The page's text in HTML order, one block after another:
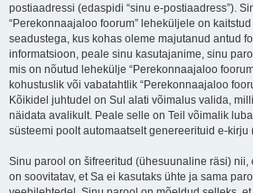
postiaadressi (edaspidi “sinu e-postiaadress”).
“Perekonnaajaloo foorum” leheküljele on
seadustega, kus kohas oleme majutanud antud
informatsioon, peale sinu kasutajanime, sinu
mis on nõutud lehekülje “Perekonnaajaloo
kohustuslik või vabatahtlik “Perekonnaajaloo
Kõikidel juhtudel on Sul alati võimalus valida,
näidata avalikult. Peale selle on Teil võimalik
süsteemi poolt automaatselt genereerituid e-kirju
Sinu parool on šifreeritud (ühesuunaline räsi) nii,
on soovitatav, et Sa ei kasutaks ühte ja sama